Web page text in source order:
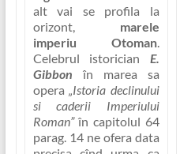
alt vai se profila la
orizont, marele
imperiu Otoman.
Celebrul istorician E.
Gibbon în marea sa
opera„Istoria declinului
si caderii Imperiului
Roman”în capitolul 64
parag. 14 ne ofera data